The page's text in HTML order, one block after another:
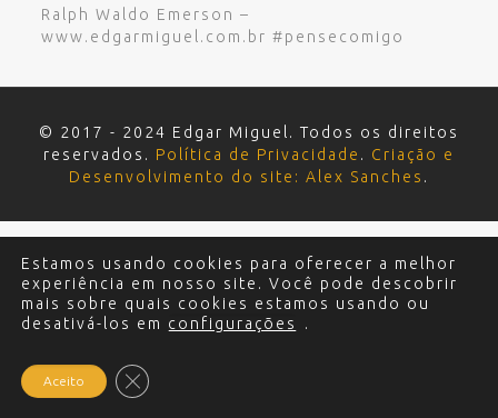
Ralph Waldo Emerson –
www.edgarmiguel.com.br #pensecomigo
© 2017 - 2024 Edgar Miguel. Todos os direitos
reservados. Política de Privacidade . Criação e
Desenvolvimento do site: Alex Sanches .
Estamos usando cookies para oferecer a melhor
experiência em nosso site. Você pode descobrir
mais sobre quais cookies estamos usando ou
desativá-los em configurações .
Aceito Close GDPR Cookie Banner